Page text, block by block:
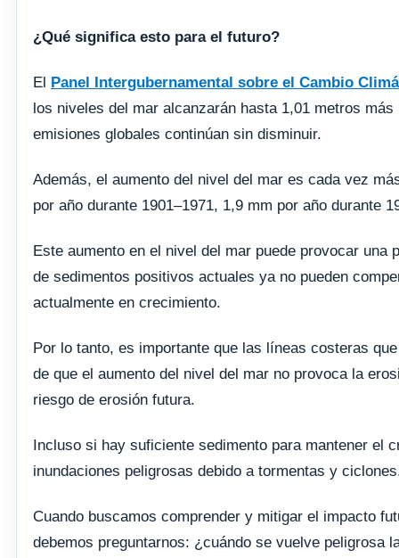
¿Qué significa esto para el futuro?
El
Panel Intergubernamental sobre el Cambio
los niveles del mar alcanzarán hasta 1,01 metros
emisiones globales continúan sin disminuir.
Además, el aumento del nivel del mar es cada vez
por año durante 1901–1971, 1,9 mm por año durante
Este aumento en el nivel del mar puede provocar
de sedimentos positivos actuales ya no pueden
actualmente en crecimiento.
Por lo tanto, es importante que las líneas costeras
de que el aumento del nivel del mar no provoca la
riesgo de erosión futura.
Incluso si hay suficiente sedimento para mantener el
inundaciones peligrosas debido a tormentas y
Cuando buscamos comprender y mitigar el impacto
debemos preguntarnos: ¿cuándo se vuelve peligrosa